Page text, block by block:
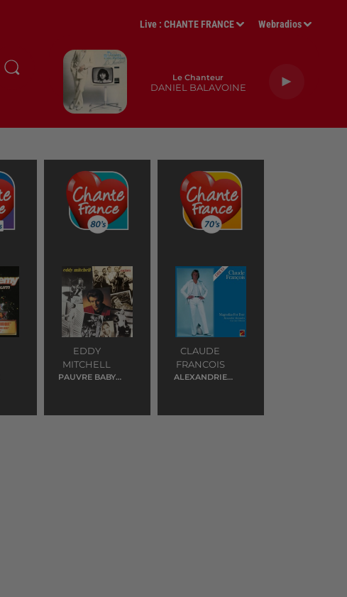
Live :CHANTE FRANCE Webradios
Le Chanteur
DANIEL BALAVOINE
EDDY
MITCHELL
PAUVRE BABY
CLAUDE
FRANCOIS
ALEXANDRIE